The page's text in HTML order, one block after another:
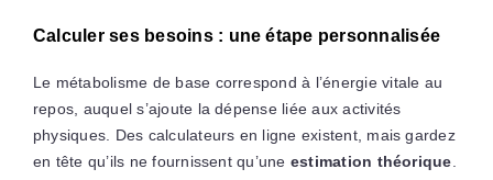
Calculer ses besoins : une étape personnalisée
Le métabolisme de base correspond à l’énergie vitale au
repos, auquel s’ajoute la dépense liée aux activités
physiques. Des calculateurs en ligne existent, mais gardez
en tête qu’ils ne fournissent qu’une estimation théorique